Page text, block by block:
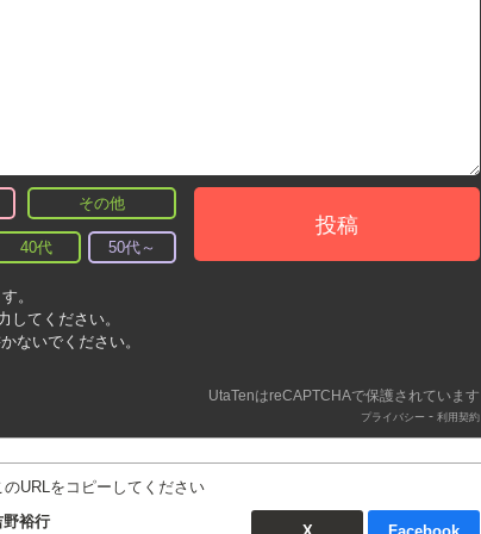
その他
40代 50代～
投稿
。
てください。
ないでください。
UtaTenはreCAPTCHAで保護されています
プライバシー - 利用契約
URLをコピーしてください
裕行